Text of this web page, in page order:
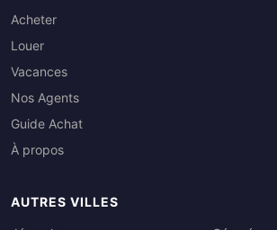
Acheter
Louer
Vacances
Nos Agents
Guide Achat
À propos
AUTRES VILLES